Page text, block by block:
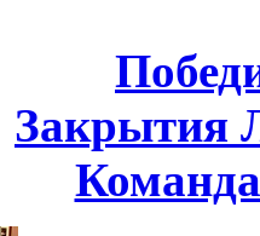
Закрытия